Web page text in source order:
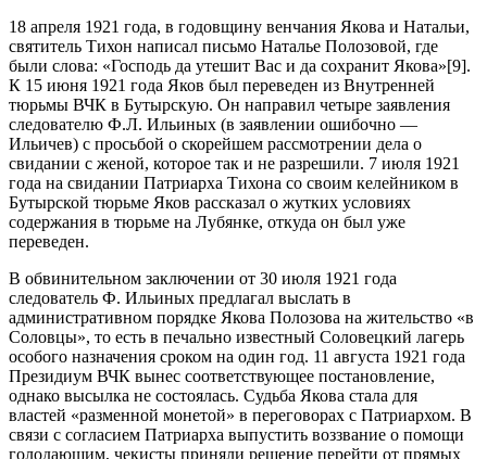
18 апреля 1921 года, в годовщину венчания Якова и Натальи,
святитель Тихон написал письмо Наталье Полозовой, где
были слова: «Господь да утешит Вас и да сохранит Якова»[9].
К 15 июня 1921 года Яков был переведен из Внутренней
тюрьмы ВЧК в Бутырскую. Он направил четыре заявления
следователю Ф.Л. Ильиных (в заявлении ошибочно —
Ильичев) с просьбой о скорейшем рассмотрении дела о
свидании с женой, которое так и не разрешили. 7 июля 1921
года на свидании Патриарха Тихона со своим келейником в
Бутырской тюрьме Яков рассказал о жутких условиях
содержания в тюрьме на Лубянке, откуда он был уже
переведен.
В обвинительном заключении от 30 июля 1921 года
следователь Ф. Ильиных предлагал выслать в
административном порядке Якова Полозова на жительство «в
Соловцы», то есть в печально известный Соловецкий лагерь
особого назначения сроком на один год. 11 августа 1921 года
Президиум ВЧК вынес соответствующее постановление,
однако высылка не состоялась. Судьба Якова стала для
властей «разменной монетой» в переговорах с Патриархом. В
связи с согласием Патриарха выпустить воззвание о помощи
голодающим, чекисты приняли решение перейти от прямых